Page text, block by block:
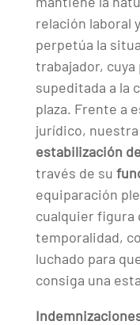
relación laboral
perpetúa la
trabajador,
supeditada a la
plaza. Frente a
jurídico,
estabilización
través de su
equiparación
cualquier figura
temporalidad,
luchado para
consiga una